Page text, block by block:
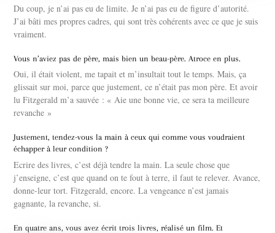
Du coup, je n’ai pas eu de limite. Je n’ai pas eu de figure d’autorité.
J’ai bâti mes propres cadres, qui sont très cohérents avec ce que je suis
vraiment.
Vous n’aviez pas de père, mais bien un beau-père. Atroce en plus.
Oui, il était violent, me tapait et m’insultait tout le temps. Mais, ça
glissait sur moi, parce que justement, ce n’était pas mon père. Et avoir
lu Fitzgerald m’a sauvée : « Aie une bonne vie, ce sera ta meilleure
revanche »
Justement, tendez-vous la main à ceux qui comme vous voudraient
échapper à leur condition ?
Ecrire des livres, c’est déjà tendre la main. La seule chose que
j’enseigne, c’est que quand on te fout à terre, il faut te relever. Avance,
donne-leur tort. Fitzgerald, encore. La vengeance n’est jamais
gagnante, la revanche, si.
En quatre ans, vous avez écrit trois livres, réalisé un film. Et